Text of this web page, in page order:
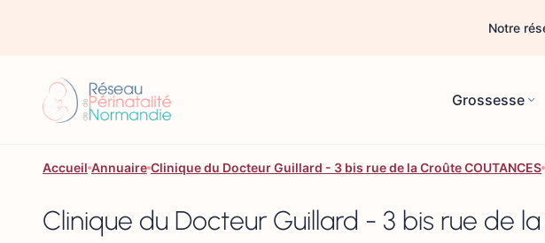
Notre
Grossesse
Accueil Annuaire Clinique du Docteur Guillard - 3 bis rue de la Croûte COUTANCES
Clinique du Docteur Guillard - 3 bis rue de